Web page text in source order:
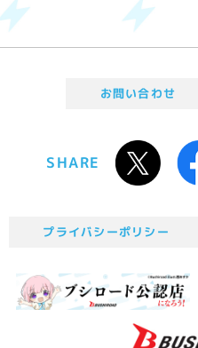
お問い合わせ
SHARE
プライバシーポリシー